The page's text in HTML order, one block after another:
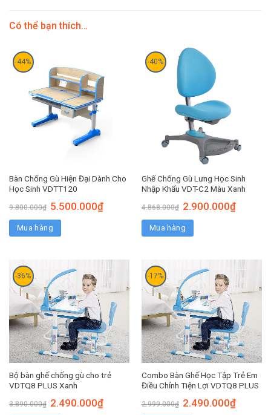
Có thể bạn thích…
-44%
Bàn Chống Gù Hiện Đại Dành Cho
Học Sinh VDTT120
9.800.000₫ 5.500.000₫
Mua hàng
-40%
Ghế Chống Gù Lưng Học Sinh
Nhập Khẩu VDT-C2 Màu Xanh
4.868.000₫ 2.900.000₫
Mua hàng
-36%
Bộ bàn ghế chống gù cho trẻ
VDTQ8 PLUS Xanh
3.890.000₫ 2.490.000₫
-17%
Combo Bàn Ghế Học Tập Trẻ Em
Điều Chỉnh Tiện Lợi VDTQ8 PLUS
2.999.000₫ 2.490.000₫